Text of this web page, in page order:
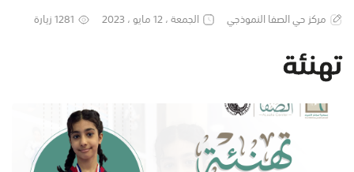
مركز حي الصفا النموذجي الجمعة ، 12 مايو ، 2023 1281 زيارة
تهنئة